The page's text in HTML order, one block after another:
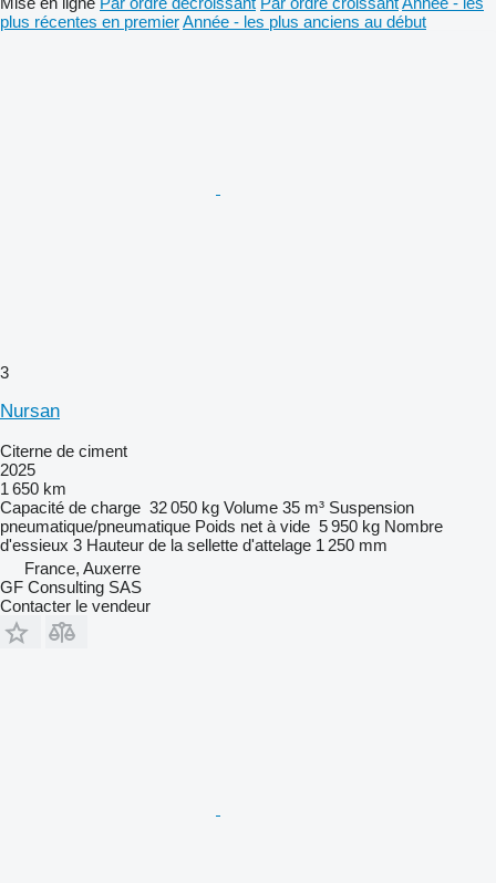
plus récentes en premierAnnée - les plus anciens au début
3
Nursan
Citerne de ciment
2025
1 650 km
Capacité de charge 32 050 kg Volume 35 m³ Suspension
pneumatique/pneumatique Poids net à vide 5 950 kg Nombre
d'essieux 3 Hauteur de la sellette d'attelage 1 250 mm
France, Auxerre
GF Consulting SAS
Contacter le vendeur